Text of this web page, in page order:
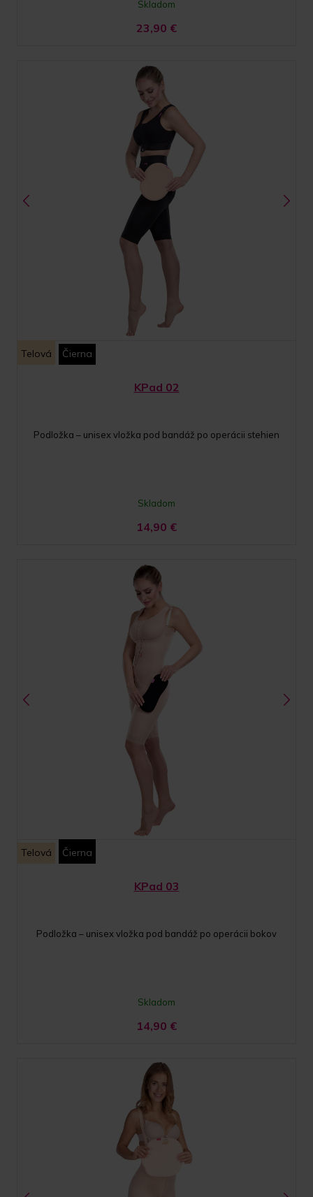
Skladom
23,90 €
Telová Čierna
KPad 02
Podložka – unisex vložka pod bandáž po operácii stehien
Skladom
14,90 €
Telová Čierna
KPad 03
Podložka – unisex vložka pod bandáž po operácii bokov
Skladom
14,90 €